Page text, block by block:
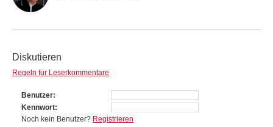
Diskutieren
Regeln für Leserkommentare
Benutzer
Kennwort
Noch kein Benutzer? Registrieren